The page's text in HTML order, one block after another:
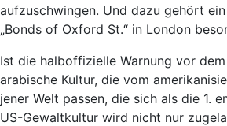
aufzuschwingen. Und dazu gehört
„Bonds of Oxford St.“ in London
Ist die halboffizielle Warnung vor
arabische Kultur, die vom
jener Welt passen, die sich als die 1.
US-Gewaltkultur wird nicht nur